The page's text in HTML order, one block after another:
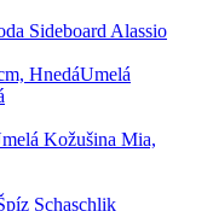
Sideboard Alassio
Umelá
Kožušina Mia,
Schaschlik